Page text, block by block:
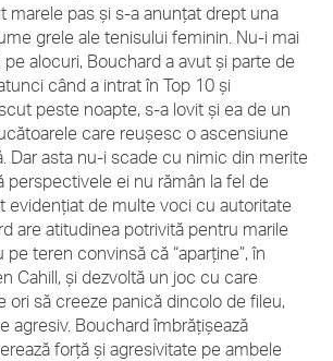
marele pas și s-a anunțat drept una
grele ale tenisului feminin. Nu-i mai
pe alocuri, Bouchard a avut și parte de
când a intrat în Top 10 și
peste noapte, s-a lovit și ea de un
care reușesc o ascensiune
Dar asta nu-i scade cu nimic din merite
perspectivele ei nu rămân la fel de
evidențiat de multe voci cu autoritate
are atitudinea potrivită pentru marile
pe teren convinsă că “aparține”, în
Cahill, și dezvoltă un joc cu care
ori să creeze panică dincolo de fileu,
agresiv. Bouchard îmbrățișează
forță și agresivitate pe ambele